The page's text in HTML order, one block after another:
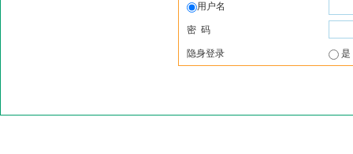
用户名
密 码
隐身登录